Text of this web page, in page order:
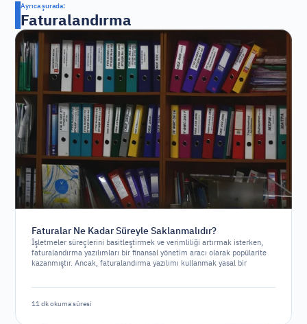
Ayrıca şurada:
Faturalandırma
Faturalar Ne Kadar Süreyle Saklanmalıdır?
İşletmeler süreçlerini basitleştirmek ve verimliliği artırmak isterken,
faturalandırma yazılımları bir finansal yönetim aracı olarak popülarite
kazanmıştır. Ancak, faturalandırma yazılımı kullanmak yasal bir
11 dk okuma süresi